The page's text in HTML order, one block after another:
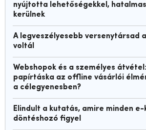
nyújtotta lehetőségekkel,
kerülnek
A legveszélyesebb versenytársad
voltál
Webshopok és a személyes
papírtáska az offline vásárlói
a célegyenesben?
Elindult a kutatás, amire minden
döntéshozó figyel